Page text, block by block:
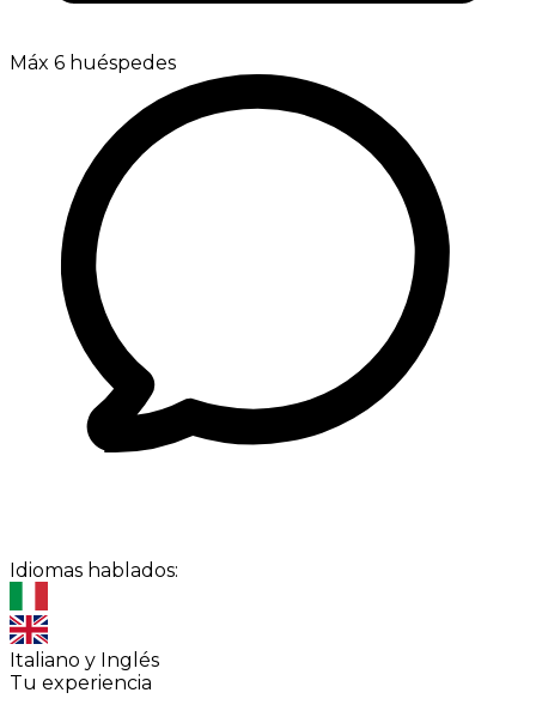
Máx 6 huéspedes
Idiomas hablados:
Italiano y Inglés
Tu experiencia